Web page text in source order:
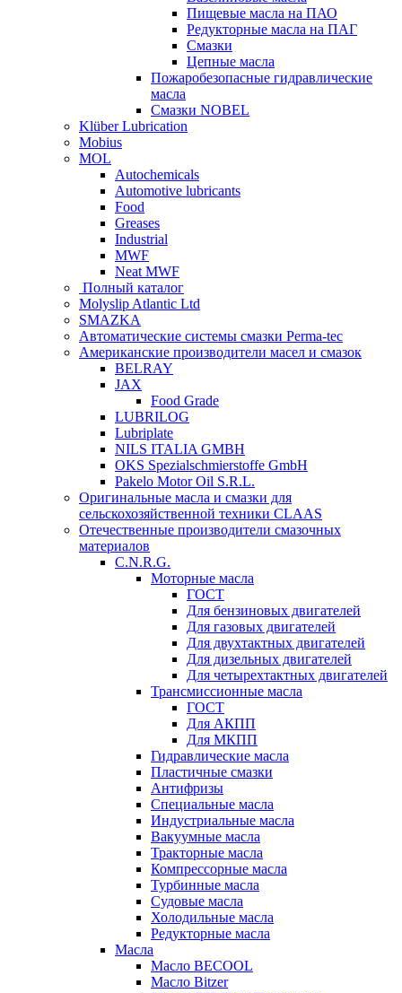
Пищевые масла на ПАО
Редукторные масла на ПАГ
Смазки
Цепные масла
Пожаробезопасные гидравлические
масла
Смазки NOBEL
Klüber Lubrication
Mobius
MOL
Autochemicals
Automotive lubricants
Food
Greases
Industrial
MWF
Neat MWF
Полный каталог
Molyslip Atlantic Ltd
SMAZKA
Автоматические системы смазки Perma-tec
Американские производители масел и смазок
BELRAY
JAX
Food Grade
LUBRILOG
Lubriplate
NILS ITALIA GMBH
OKS Spezialschmierstoffe GmbH
Pakelo Motor Oil S.R.L.
Оригинальные масла и смазки для
сельскохозяйственной техники CLAAS
Отечественные производители смазочных
материалов
C.N.R.G.
Моторные масла
ГОСТ
Для бензиновых двигателей
Для газовых двигателей
Для двухтактных двигателей
Для дизельных двигателей
Для четырехтактных двигателей
Трансмиссионные масла
ГОСТ
Для АКПП
Для МКПП
Гидравлические масла
Пластичные смазки
Антифризы
Специальные масла
Индустриальные масла
Вакуумные масла
Тракторные масла
Компрессорные масла
Турбинные масла
Судовые масла
Холодильные масла
Редукторные масла
Масла
Масло BECOOL
Масло Bitzer